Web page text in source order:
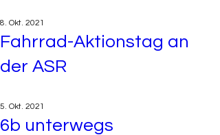
Fahrrad-Aktionstag an
der ASR
8. Okt. 2021
6b unterwegs
5. Okt. 2021